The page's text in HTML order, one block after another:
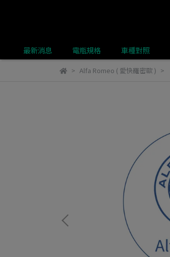
最新消息 電瓶規格 車種對照
Alfa Romeo ( 愛快羅密歐 )